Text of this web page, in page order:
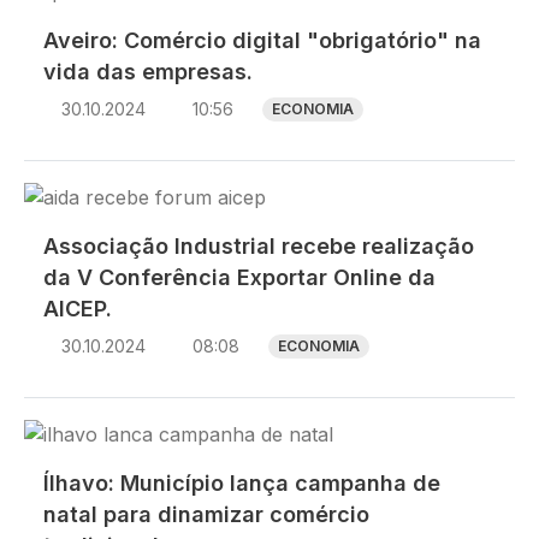
Aveiro: Comércio digital "obrigatório" na
vida das empresas.
30.10.2024 10:56 ECONOMIA
Imagem
Associação Industrial recebe realização
da V Conferência Exportar Online da
AICEP.
30.10.2024 08:08 ECONOMIA
Imagem
Ílhavo: Município lança campanha de
natal para dinamizar comércio